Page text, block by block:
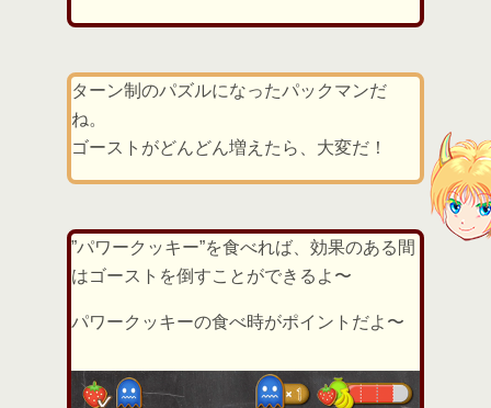
ターン制のパズルになったパックマンだ
ね。
ゴーストがどんどん増えたら、大変だ！
”パワークッキー”を食べれば、効果のある間
はゴーストを倒すことができるよ〜
パワークッキーの食べ時がポイントだよ〜